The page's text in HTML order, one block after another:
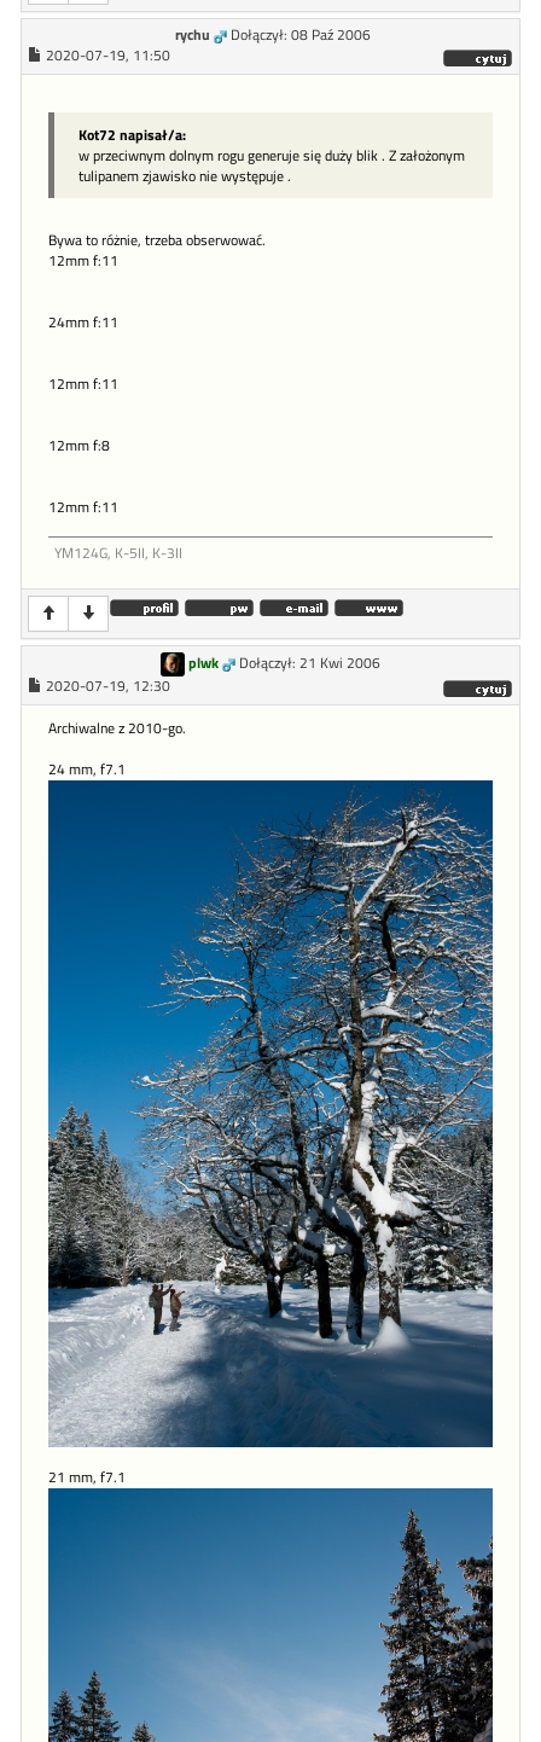
rychu
Dołączył: 08 Paź 2006
2020-07-19, 11:50
Kot72 napisał/a:
w przeciwnym dolnym rogu generuje się duży blik . Z założonym
tulipanem zjawisko nie występuje .
Bywa to różnie, trzeba obserwować.
12mm f:11
24mm f:11
12mm f:11
12mm f:8
12mm f:11
YM124G, K-5II, K-3II
plwk
Dołączył: 21 Kwi 2006
2020-07-19, 12:30
Archiwalne z 2010-go.
24 mm, f7.1
21 mm, f7.1